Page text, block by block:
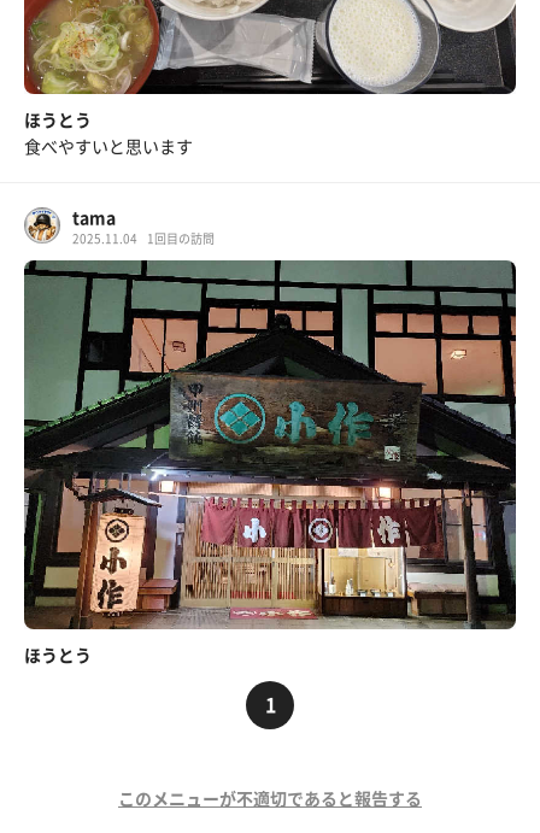
ほうとう
食べやすいと思います
tama
2025.11.04 1回目の訪問
ほうとう
1
このメニューが不適切であると報告する